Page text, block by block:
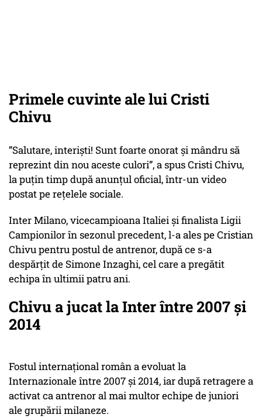
Primele cuvinte ale lui Cristi
Chivu
”Salutare, interiști! Sunt foarte onorat și mândru să
reprezint din nou aceste culori”, a spus Cristi Chivu,
la puțin timp după anunțul oficial, într-un video
postat pe rețelele sociale.
Inter Milano, vicecampioana Italiei şi finalista Ligii
Campionilor în sezonul precedent, l-a ales pe Cristian
Chivu pentru postul de antrenor, după ce s-a
despărţit de Simone Inzaghi, cel care a pregătit
echipa în ultimii patru ani.
Chivu a jucat la Inter între 2007 și
2014
Fostul internaţional român a evoluat la
Internazionale între 2007 şi 2014, iar după retragere a
activat ca antrenor al mai multor echipe de juniori
ale grupării milaneze.